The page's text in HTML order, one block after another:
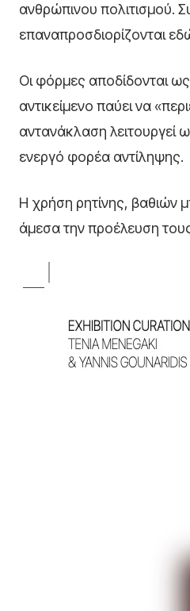
ανθρώπινου πολιτισμού.
επαναπροσδιορίζονται
Οι φόρμες αποδίδονται
αντικείμενο παύει να
αντανάκλαση λειτουργεί
ενεργό φορέα αντίληψης.
Η χρήση ρητίνης, βαθιών
άμεσα την προέλευση